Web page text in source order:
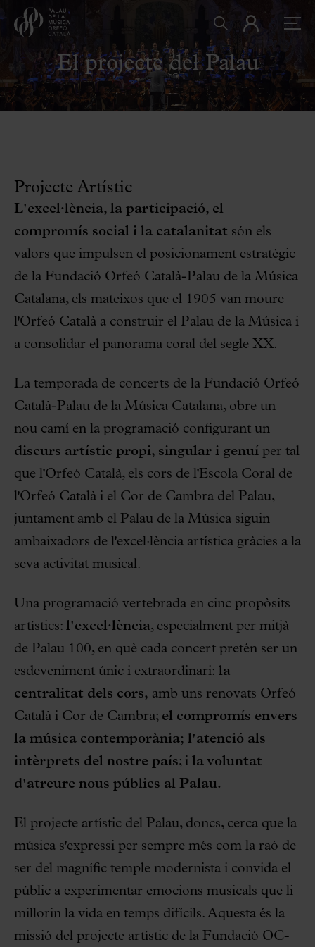
El projecte del Palau
Projecte Artístic
L'excel·lència, la participació, el
compromís social i la catalanitat són els
valors que impulsen el posicionament estratègic
de la Fundació Orfeó Català-Palau de la Música
Catalana, els mateixos que el 1905 van moure
l'Orfeó Català a construir el Palau de la Música i
a consolidar el panorama coral del segle XX.
La temporada de concerts de la Fundació Orfeó
Català-Palau de la Música Catalana, obre un
nou camí en la programació configurant un
discurs artístic propi, singular i genuí per tal
que l'Orfeó Català, els cors de l'Escola Coral de
l'Orfeó Català i el Cor de Cambra del Palau,
juntament amb el Palau de la Música siguin
ambaixadors de l'excel·lència artística gràcies a la
seva activitat musical.
Una programació vertebrada en cinc propòsits
artístics: l'excel·lència, especialment per mitjà
de Palau 100, en què cada concert pretén ser un
esdeveniment únic i extraordinari: la
centralitat dels cors, amb uns renovats Orfeó
Català i Cor de Cambra; el compromís envers
la música contemporània; l'atenció als
intèrprets del nostre país; i la voluntat
d'atreure nous públics al Palau.
El projecte artístic del Palau, doncs, cerca que la
música s'expressi per sempre més com la raó de
ser del magnífic temple modernista i convida el
públic a experimentar emocions musicals que li
millorin la vida en temps difícils. Aquesta és la
missió del projecte artístic de la Fundació OC-